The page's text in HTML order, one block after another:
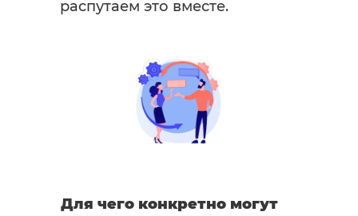
распутаем это вместе.
Для чего конкретно могут